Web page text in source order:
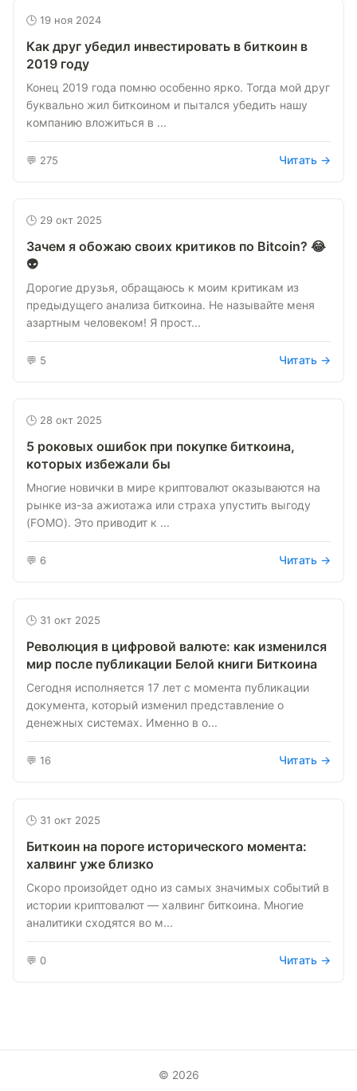
🕒 19 ноя 2024
Как друг убедил инвестировать в биткоин в
2019 году
Конец 2019 года помню особенно ярко. Тогда мой друг
буквально жил биткоином и пытался убедить нашу
компанию вложиться в ...
💬 275 Читать →
🕒 29 окт 2025
Зачем я обожаю своих критиков по Bitcoin? 😂
👽
Дорогие друзья, обращаюсь к моим критикам из
предыдущего анализа биткоина. Не называйте меня
азартным человеком! Я прост...
💬 5 Читать →
🕒 28 окт 2025
5 роковых ошибок при покупке биткоина,
которых избежали бы
Многие новички в мире криптовалют оказываются на
рынке из-за ажиотажа или страха упустить выгоду
(FOMO). Это приводит к ...
💬 6 Читать →
🕒 31 окт 2025
Революция в цифровой валюте: как изменился
мир после публикации Белой книги Биткоина
Сегодня исполняется 17 лет с момента публикации
документа, который изменил представление о
денежных системах. Именно в о...
💬 16 Читать →
🕒 31 окт 2025
Биткоин на пороге исторического момента:
халвинг уже близко
Скоро произойдет одно из самых значимых событий в
истории криптовалют — халвинг биткоина. Многие
аналитики сходятся во м...
💬 0 Читать →
© 2026